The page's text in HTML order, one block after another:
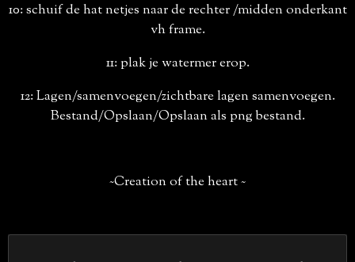
10: schuif de hat netjes naar de rechter /midden onderkant
vh frame.
11: plak je watermer erop.
12: Lagen/samenvoegen/zichtbare lagen samenvoegen.
Bestand/Opslaan/Opslaan als png bestand.
~Creation of the heart ~